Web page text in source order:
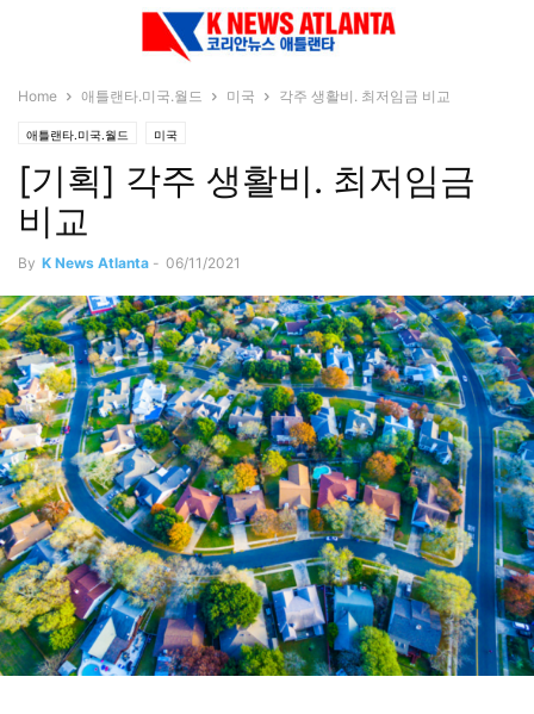
Home 애틀랜타.미국.월드 미국 각주 생활비. 최저임금 비교
애틀랜타.미국.월드 미국
[기획] 각주 생활비. 최저임금
비교
By K News Atlanta - 06/11/2021